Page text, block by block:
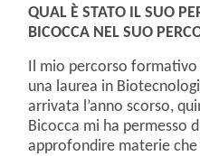
QUAL È STATO IL SUO
BICOCCA NEL SUO
Il mio percorso
una laurea in
arrivata l’anno scorso,
Bicocca mi ha permesso
approfondire materie